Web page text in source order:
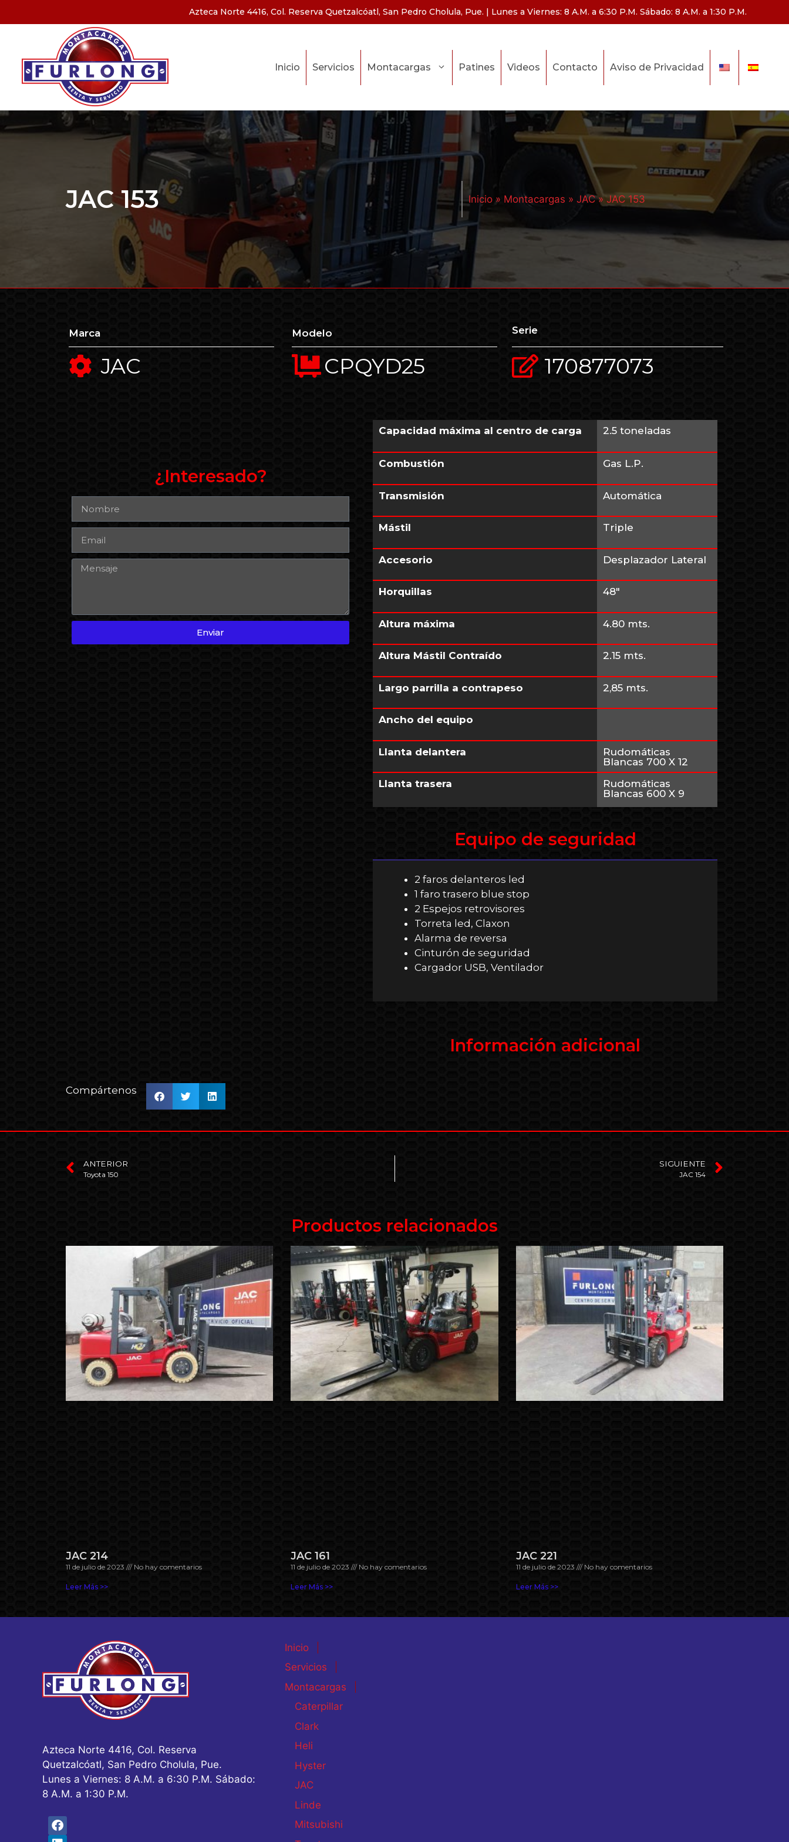
Azteca Norte 4416, Col. Reserva Quetzalcóatl, San Pedro Cholula, Pue. | Lunes a Viernes: 8 A.M. a 6:30 P.M. Sábado: 8 A.M. a 1:30 P.M.
Inicio Servicios Montacargas Patines Videos Contacto Aviso de Privacidad
JAC 153 Inicio » Montacargas » JAC »JAC 153
Marca
JAC
Modelo
CPQYD25
Serie
170877073
¿Interesado?
Enviar
Capacidad máxima al centro de carga 2.5 toneladas
Combustión Gas L.P.
Transmisión Automática
Mástil Triple
Accesorio Desplazador Lateral
Horquillas 48″
Altura máxima 4.80 mts.
Altura Mástil Contraído 2.15 mts.
Largo parrilla a contrapeso 2,85 mts.
Ancho del equipo
Llanta delantera
Rudomáticas
Blancas 700 X 12
Llanta trasera
Rudomáticas
Blancas 600 X 9
Equipo de seguridad
2 faros delanteros led​
1 faro trasero blue stop​
2 Espejos retrovisores​
Torreta led, Claxon​
Alarma de reversa​
Cinturón de seguridad​
Cargador USB, Ventilador
Información adicional
Compártenos
ANTERIOR
Toyota 150
SIGUIENTE
JAC 154
Productos relacionados
JAC 214
11 de julio de 2023 No hay comentarios
Leer Más >>
JAC 161
11 de julio de 2023 No hay comentarios
Leer Más >>
JAC 221
11 de julio de 2023 No hay comentarios
Leer Más >>
Azteca Norte 4416, Col. Reserva
Quetzalcóatl, San Pedro Cholula, Pue.
Lunes a Viernes: 8 A.M. a 6:30 P.M. Sábado:
8 A.M. a 1:30 P.M.
Inicio
Servicios
Montacargas
Caterpillar
Clark
Heli
Hyster
JAC
Linde
Mitsubishi